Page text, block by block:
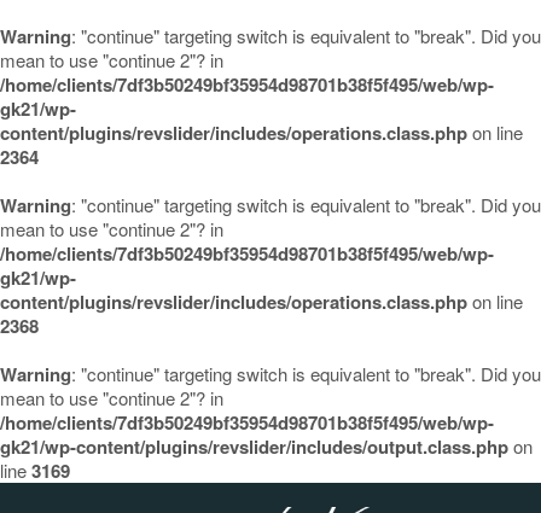
Warning: "continue" targeting switch is equivalent to "break". Did you
mean to use "continue 2"? in
/home/clients/7df3b50249bf35954d98701b38f5f495/web/wp-
gk21/wp-
content/plugins/revslider/includes/operations.class.phpon line
2364
Warning: "continue" targeting switch is equivalent to "break". Did you
mean to use "continue 2"? in
/home/clients/7df3b50249bf35954d98701b38f5f495/web/wp-
gk21/wp-
content/plugins/revslider/includes/operations.class.phpon line
2368
Warning: "continue" targeting switch is equivalent to "break". Did you
mean to use "continue 2"? in
/home/clients/7df3b50249bf35954d98701b38f5f495/web/wp-
gk21/wp-content/plugins/revslider/includes/output.class.phpon
line3169